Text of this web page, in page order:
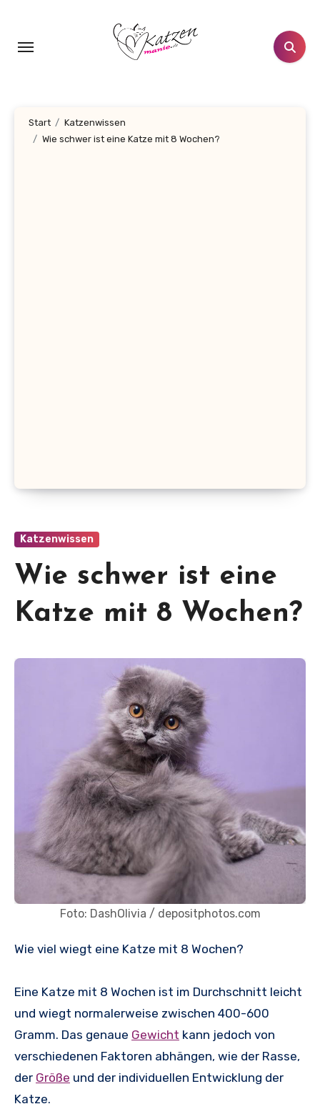
springen
Start
Katzenwissen
Wie schwer ist eine Katze mit 8 Wochen?
Katzenwissen
Wie schwer ist eine
Katze mit 8 Wochen?
Foto: DashOlivia / depositphotos.com
Wie viel wiegt eine Katze mit 8 Wochen?
Eine Katze mit 8 Wochen ist im Durchschnitt leicht
und wiegt normalerweise zwischen 400-600
Gramm. Das genaue Gewicht kann jedoch von
verschiedenen Faktoren abhängen, wie der Rasse,
der Größe und der individuellen Entwicklung der
Katze.